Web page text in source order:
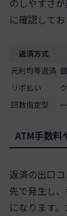
のしやすさが
に確認してお
返済方式
元利均等返済
リボ払い
回数指定型
ATM手数料
返済の出口コ
先で発生し
になります